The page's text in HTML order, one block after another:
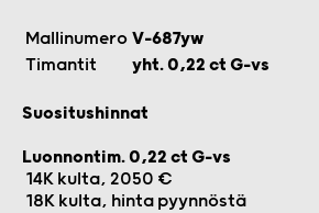
Mallinumero V-687yw
Timantit
yht. 0,22 ct G-vs
Suositushinnat
Luonnontim. 0,22 ct G-vs
14K kulta, 2050 €
18K kulta, hinta pyynnöstä